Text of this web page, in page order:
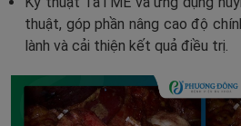
thuật, góp phần nâng cao độ
lành và cải thiện kết quả điều trị.